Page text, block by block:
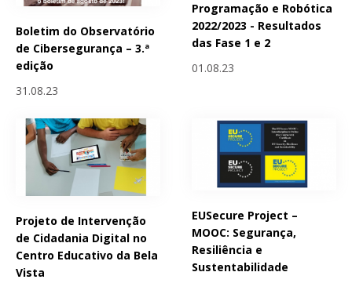
Boletim do Observatório
de Cibersegurança – 3.ª
edição
31.08.23
Programação e Robótica
2022/2023 - Resultados
das Fase 1 e 2
01.08.23
Projeto de Intervenção
de Cidadania Digital no
Centro Educativo da Bela
Vista
EUSecure Project –
MOOC: Segurança,
Resiliência e
Sustentabilidade